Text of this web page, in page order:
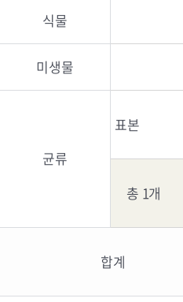
식물
미생물
균류
표본
총 1개
합계